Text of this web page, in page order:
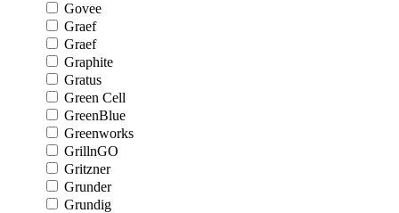
Govee
Graef
Graef
Graphite
Gratus
Green Cell
GreenBlue
Greenworks
GrillnGO
Gritzner
Grunder
Grundig